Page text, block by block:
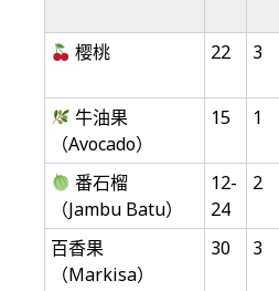
樱桃
22 3
牛油果
（Avocado）
15 1
番石榴
（Jambu Batu）
12-
24
2
百香果
（Markisa）
30 3